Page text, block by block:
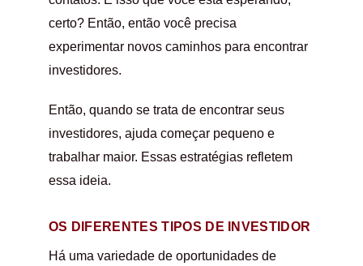
certo? Então, então você precisa
experimentar novos caminhos para encontrar
investidores.
Então, quando se trata de encontrar seus
investidores, ajuda começar pequeno e
trabalhar maior. Essas estratégias refletem
essa ideia.
OS DIFERENTES TIPOS DE INVESTIDOR
Há uma variedade de oportunidades de